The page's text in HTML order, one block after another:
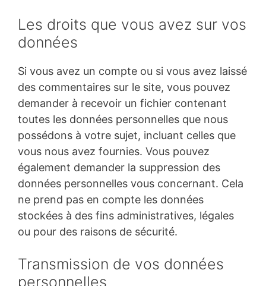
Les droits que vous avez sur vos
données
Si vous avez un compte ou si vous avez laissé
des commentaires sur le site, vous pouvez
demander à recevoir un fichier contenant
toutes les données personnelles que nous
possédons à votre sujet, incluant celles que
vous nous avez fournies. Vous pouvez
également demander la suppression des
données personnelles vous concernant. Cela
ne prend pas en compte les données
stockées à des fins administratives, légales
ou pour des raisons de sécurité.
Transmission de vos données
personnelles